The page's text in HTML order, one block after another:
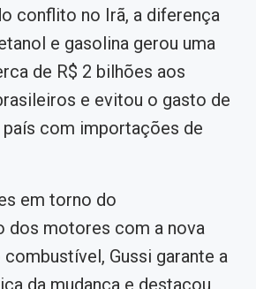
conflito no Irã, a diferença
e gasolina gerou uma
de R$ 2 bilhões aos
e evitou o gasto de
país com importações de
em torno do
dos motores com a nova
Gussi garante a
da mudança e destacou